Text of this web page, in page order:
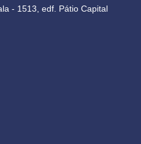
- 1513, edf. Pátio Capital